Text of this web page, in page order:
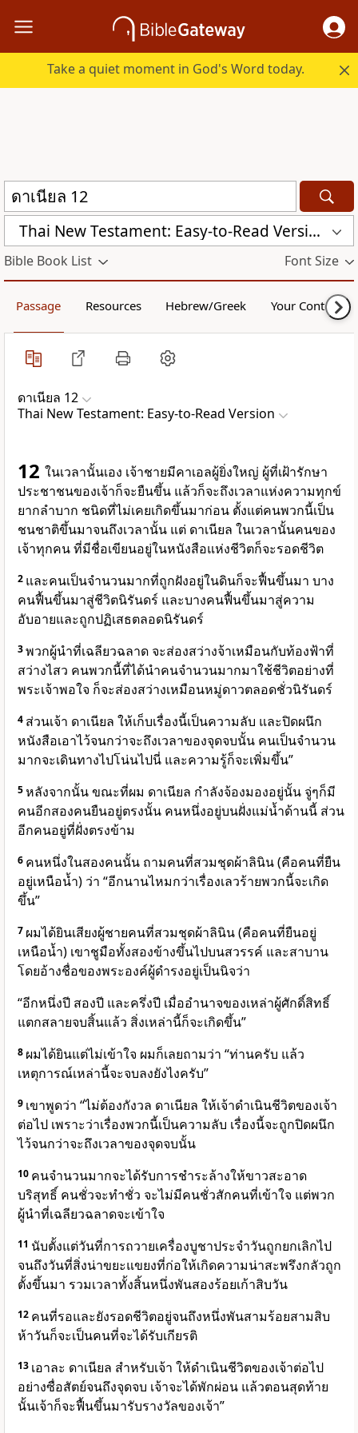
Take a quiet moment in God's Word today.
Thai New Testament: Easy-to-Read Version (ERV-TH)
Bible Book List Font Size
Passage Resources Hebrew/Greek Your Content
ดาเนียล 12
Thai New Testament: Easy-to-Read Version
12 ในเวลานั้นเอง เจ้าชายมีคาเอลผู้ยิ่งใหญ่ ผู้ที่เฝ้ารักษา
ประชาชนของเจ้าก็จะยืนขึ้น แล้วก็จะถึงเวลาแห่งความทุกข์
ยากลำบาก ชนิดที่ไม่เคยเกิดขึ้นมาก่อน ตั้งแต่คนพวกนี้เป็น
ชนชาติขึ้นมาจนถึงเวลานั้น แต่ ดาเนียล ในเวลานั้นคนของ
เจ้าทุกคน ที่มีชื่อเขียนอยู่ในหนังสือแห่งชีวิตก็จะรอดชีวิต
2 และคนเป็นจำนวนมากที่ถูกฝังอยู่ในดินก็จะฟื้นขึ้นมา บาง
คนฟื้นขึ้นมาสู่ชีวิตนิรันดร์ และบางคนฟื้นขึ้นมาสู่ความ
อับอายและถูกปฏิเสธตลอดนิรันดร์
3พวกผู้นำที่เฉลียวฉลาด จะส่องสว่างจ้าเหมือนกับท้องฟ้าที่
สว่างไสว คนพวกนี้ที่ได้นำคนจำนวนมากมาใช้ชีวิตอย่างที่
พระเจ้าพอใจ ก็จะส่องสว่างเหมือนหมู่ดาวตลอดชั่วนิรันดร์
4 ส่วนเจ้า ดาเนียล ให้เก็บเรื่องนี้เป็นความลับ และปิดผนึก
หนังสือเอาไว้จนกว่าจะถึงเวลาของจุดจบนั้น คนเป็นจำนวน
มากจะเดินทางไปโน่นไปนี่ และความรู้ก็จะเพิ่มขึ้น”
5หลังจากนั้น ขณะที่ผม ดาเนียล กำลังจ้องมองอยู่นั้น จู่ๆก็มี
คนอีกสองคนยืนอยู่ตรงนั้น คนหนึ่งอยู่บนฝั่งแม่น้ำด้านนี้ ส่วน
อีกคนอยู่ที่ฝั่งตรงข้าม
6 คนหนึ่งในสองคนนั้น ถามคนที่สวมชุดผ้าลินิน (คือคนที่ยืน
อยู่เหนือน้ำ) ว่า “อีกนานไหมกว่าเรื่องเลวร้ายพวกนี้จะเกิด
ขึ้น”
7 ผมได้ยินเสียงผู้ชายคนที่สวมชุดผ้าลินิน (คือคนที่ยืนอยู่
เหนือน้ำ) เขาชูมือทั้งสองข้างขึ้นไปบนสวรรค์ และสาบาน
โดยอ้างชื่อของพระองค์ผู้ดำรงอยู่เป็นนิจว่า
“อีกหนึ่งปี สองปี และครึ่งปี เมื่ออำนาจของเหล่าผู้ศักดิ์สิทธิ์
แตกสลายจบสิ้นแล้ว สิ่งเหล่านี้ก็จะเกิดขึ้น”
8 ผมได้ยินแต่ไม่เข้าใจ ผมก็เลยถามว่า “ท่านครับ แล้ว
เหตุการณ์เหล่านี้จะจบลงยังไงครับ”
9 เขาพูดว่า “ไม่ต้องกังวล ดาเนียล ให้เจ้าดำเนินชีวิตของเจ้า
ต่อไป เพราะว่าเรื่องพวกนี้เป็นความลับ เรื่องนี้จะถูกปิดผนึก
ไว้จนกว่าจะถึงเวลาของจุดจบนั้น
10 คนจำนวนมากจะได้รับการชำระล้างให้ขาวสะอาด
บริสุทธิ์ คนชั่วจะทำชั่ว จะไม่มีคนชั่วสักคนที่เข้าใจ แต่พวก
ผู้นำที่เฉลียวฉลาดจะเข้าใจ
11 นับตั้งแต่วันที่การถวายเครื่องบูชาประจำวันถูกยกเลิกไป
จนถึงวันที่สิ่งน่าขยะแขยงที่ก่อให้เกิดความน่าสะพรึงกลัวถูก
ตั้งขึ้นมา รวมเวลาทั้งสิ้นหนึ่งพันสองร้อยเก้าสิบวัน
12 คนที่รอและยังรอดชีวิตอยู่จนถึงหนึ่งพันสามร้อยสามสิบ
ห้าวันก็จะเป็นคนที่จะได้รับเกียรติ
13 เอาละ ดาเนียล สำหรับเจ้า ให้ดำเนินชีวิตของเจ้าต่อไป
อย่างซื่อสัตย์จนถึงจุดจบ เจ้าจะได้พักผ่อน แล้วตอนสุดท้าย
นั้นเจ้าก็จะฟื้นขึ้นมารับรางวัลของเจ้า”